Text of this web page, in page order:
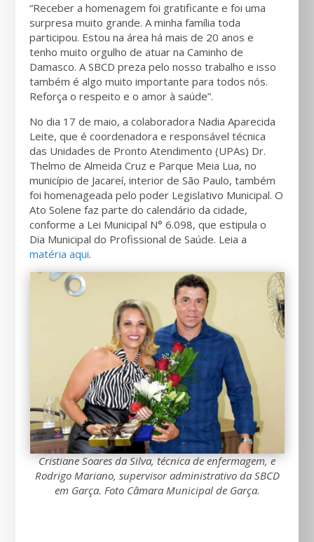
“Receber a homenagem foi gratificante e foi uma
surpresa muito grande. A minha família toda
participou. Estou na área há mais de 20 anos e
tenho muito orgulho de atuar na Caminho de
Damasco. A SBCD preza pelo nosso trabalho e isso
também é algo muito importante para todos nós.
Reforça o respeito e o amor à saúde”.
No dia 17 de maio, a colaboradora Nadia Aparecida
Leite, que é coordenadora e responsável técnica
das Unidades de Pronto Atendimento (UPAs) Dr.
Thelmo de Almeida Cruz e Parque Meia Lua, no
município de Jacareí, interior de São Paulo, também
foi homenageada pelo poder Legislativo Municipal. O
Ato Solene faz parte do calendário da cidade,
conforme a Lei Municipal N° 6.098, que estipula o
Dia Municipal do Profissional de Saúde. Leia a
matéria aqui.
Cristiane Soares da Silva, técnica de enfermagem, e
Rodrigo Mariano, supervisor administrativo da SBCD
em Garça. Foto Câmara Municipal de Garça.